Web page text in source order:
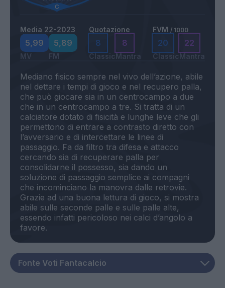
Media 22-2023
5,99
MV
5,89
FM
Quotazione
8
Classic
8
Mantra
FVM / 1000
20
Classic
22
Mantra
Mediano fisico sempre nel vivo dell’azione, abile
nel dettare i tempi di gioco e nel recupero palla,
che può giocare sia in un centrocampo a due
che in un centrocampo a tre. Si tratta di un
calciatore dotato di fisicità e lunghe leve che gli
permettono di entrare a contrasto diretto con
l’avversario e di intercettare le linee di
passaggio. Fa da filtro tra difesa e attacco
cercando sia di recuperare palla per
consolidarne il possesso, sia dando un
soluzione di passaggio semplice ai compagni
che incominciano la manovra dalle retrovie.
Grazie ad una buona lettura di gioco, si mostra
abile sulle seconde palle e sulle palle alte,
essendo infatti pericoloso nei calci d’angolo a